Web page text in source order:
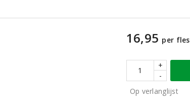
16,95 per fles
+
-
Op verlanglijst